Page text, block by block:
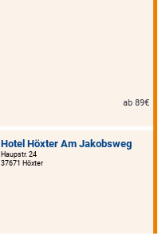
ab 89€
Hotel Höxter Am Jakobsweg
Haupstr. 24
37671 Höxter